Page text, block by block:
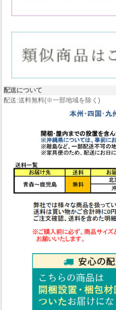
配送について
配送:送料無料(※一部地域を除く)